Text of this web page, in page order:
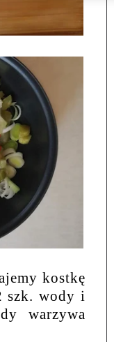
kostkę
szk. wody i
warzywa